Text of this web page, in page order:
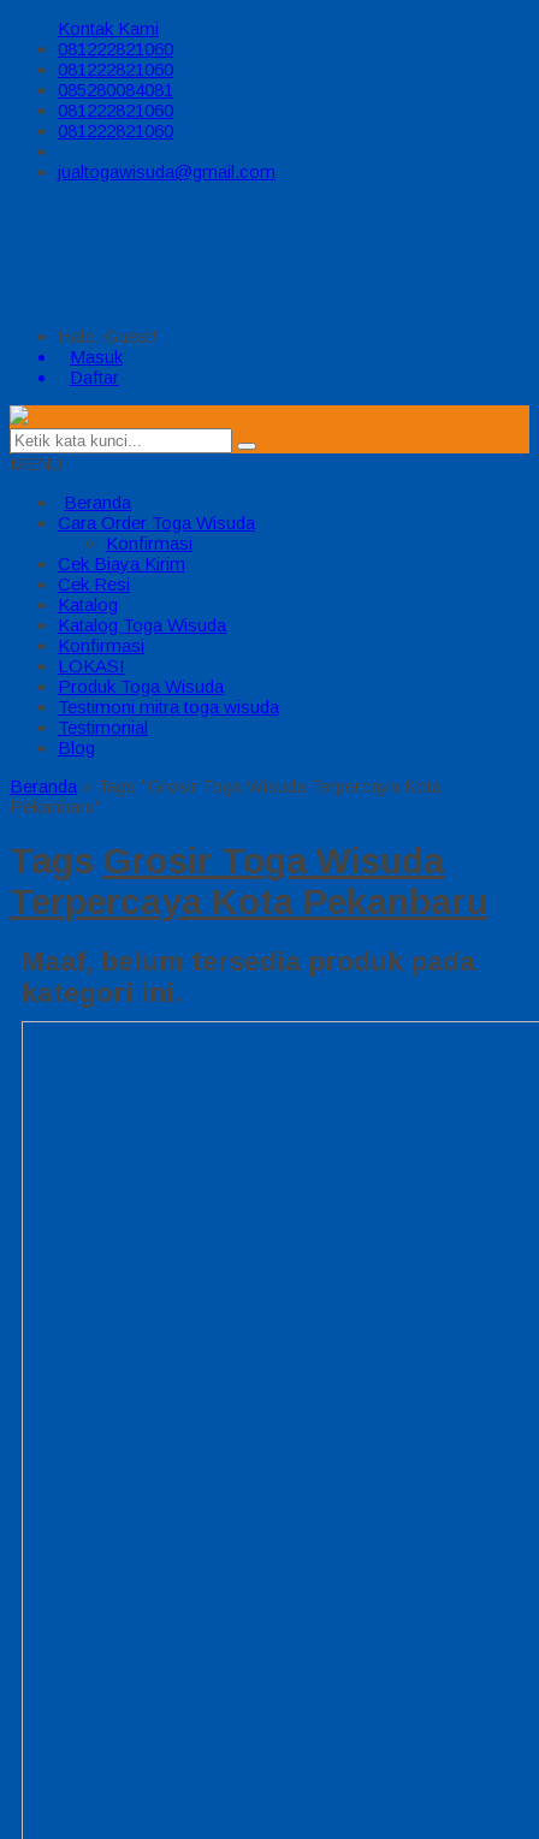
Kontak Kami
081222821060
081222821060
085280084081
081222821060
081222821060
jualtogawisuda@gmail.com
Halo, Guest!
Masuk
Daftar
MENU
Beranda
Cara Order Toga Wisuda
Konfirmasi
Cek Biaya Kirim
Cek Resi
Katalog
Katalog Toga Wisuda
Konfirmasi
LOKASI
Produk Toga Wisuda
Testimoni mitra toga wisuda
Testimonial
Blog
Beranda » Tags "Grosir Toga Wisuda Terpercaya Kota
Pekanbaru"
Tags Grosir Toga Wisuda
Terpercaya Kota Pekanbaru
Maaf, belum tersedia produk pada
kategori ini.